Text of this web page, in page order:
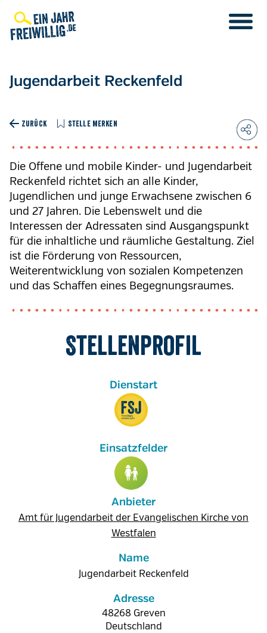
zum
Inhalt
Jugendarbeit Reckenfeld
ZURÜCK STELLE MERKEN
Die Offene und mobile Kinder- und Jugendarbeit
Reckenfeld richtet sich an alle Kinder,
Jugendlichen und junge Erwachsene zwischen 6
und 27 Jahren. Die Lebenswelt und die
Interessen der Adressaten sind Ausgangspunkt
für die inhaltliche und räumliche Gestaltung. Ziel
ist die Förderung von Ressourcen,
Weiterentwicklung von sozialen Kompetenzen
und das Schaffen eines Begegnungsraumes.
Stellenprofil
Anbieter
Amt für Jugendarbeit der Evangelischen Kirche von
Westfalen
Name
Jugendarbeit Reckenfeld
Adresse
48268 Greven
Deutschland